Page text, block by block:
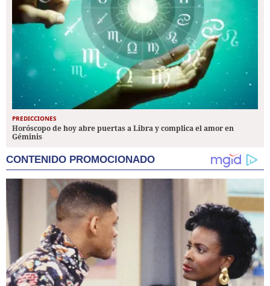
PREDICCIONES
Horóscopo de hoy abre puertas a Libra y complica el amor en
Géminis
CONTENIDO PROMOCIONADO